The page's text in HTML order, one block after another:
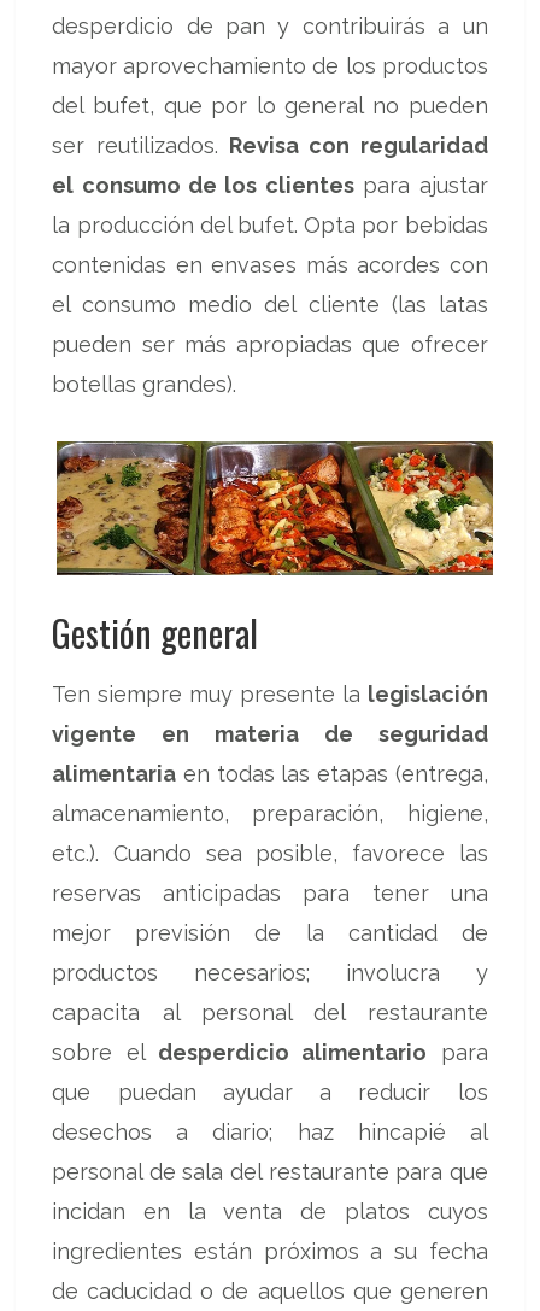
desperdicio de pan y contribuirás a un
mayor aprovechamiento de los productos
del bufet, que por lo general no pueden
ser reutilizados. Revisa con regularidad
el consumo de los clientespara ajustar
la producción del bufet. Opta por bebidas
contenidas en envases más acordes con
el consumo medio del cliente (las latas
pueden ser más apropiadas que ofrecer
botellas grandes).
Gestión general
Ten siempre muy presente la legislación
vigente en materia de seguridad
alimentaria en todas las etapas (entrega,
almacenamiento, preparación, higiene,
etc.). Cuando sea posible, favorece las
reservas anticipadas para tener una
mejor previsión de la cantidad de
productos necesarios; involucra y
capacita al personal del restaurante
sobre el desperdicio alimentario para
que puedan ayudar a reducir los
desechos a diario; haz hincapié al
personal de sala del restaurante para que
incidan en la venta de platos cuyos
ingredientes están próximos a su fecha
de caducidad o de aquellos que generen